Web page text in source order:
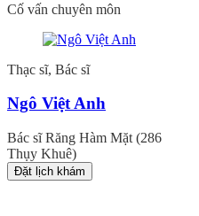
Cố vấn chuyên môn
Thạc sĩ, Bác sĩ
Ngô Việt Anh
Bác sĩ Răng Hàm Mặt (286
Thụy Khuê)
Đặt lịch khám